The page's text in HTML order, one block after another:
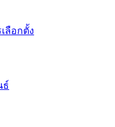
ลือกตั้ง
ธ์